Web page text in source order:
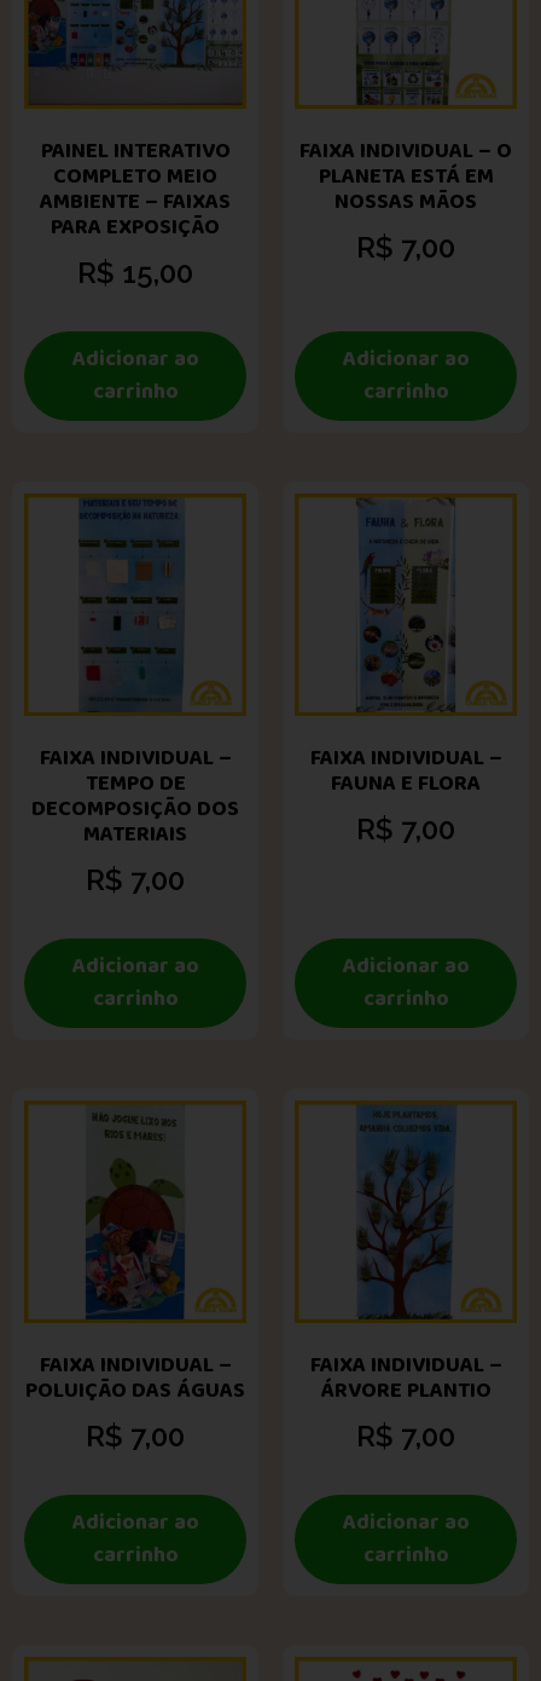
PAINEL INTERATIVO
COMPLETO MEIO
AMBIENTE – FAIXAS
PARA EXPOSIÇÃO
R$ 15,00
Adicionar ao
carrinho
FAIXA INDIVIDUAL – O
PLANETA ESTÁ EM
NOSSAS MÃOS
R$ 7,00
Adicionar ao
carrinho
FAIXA INDIVIDUAL –
TEMPO DE
DECOMPOSIÇÃO DOS
MATERIAIS
R$ 7,00
Adicionar ao
carrinho
FAIXA INDIVIDUAL –
FAUNA E FLORA
R$ 7,00
Adicionar ao
carrinho
FAIXA INDIVIDUAL –
POLUIÇÃO DAS ÁGUAS
R$ 7,00
Adicionar ao
carrinho
FAIXA INDIVIDUAL –
ÁRVORE PLANTIO
R$ 7,00
Adicionar ao
carrinho